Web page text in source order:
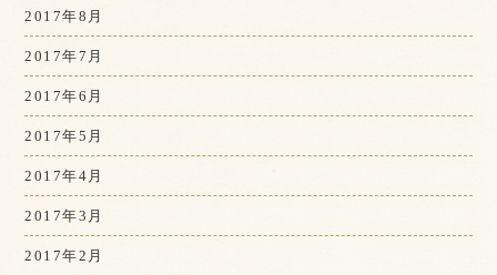
2017年8月
2017年7月
2017年6月
2017年5月
2017年4月
2017年3月
2017年2月